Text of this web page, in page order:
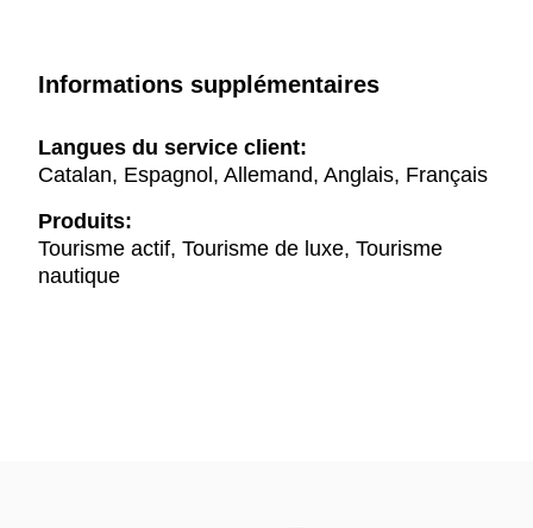
Informations supplémentaires
Langues du service client:
Catalan, Espagnol, Allemand, Anglais, Français
Produits:
Tourisme actif, Tourisme de luxe, Tourisme
nautique